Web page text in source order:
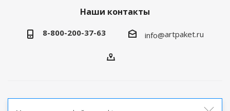
Наши контакты
8-800-200-37-63 info@artpaket.ru